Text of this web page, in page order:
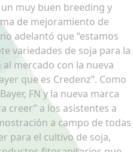
muy buen breeding y
de mejoramiento de
adelantó que “estamos
variedades de soja para la
mercado con la nueva
que es Credenz”. Como
FN y la nueva marca
creer” a los asistentes a
a campo de todas
para el cultivo de soja,